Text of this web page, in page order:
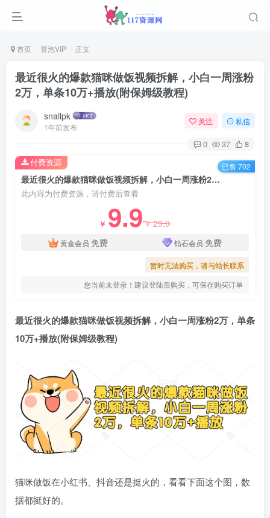
首页 冒泡VIP 正文
最近很火的爆款猫咪做饭视频拆解，小白一周涨粉
2万，单条10万+播放(附保姆级教程)
snailpk
1年前发布
关注 私信
0 37 8
最近很火的爆款猫咪做饭视频拆解，小白一周涨粉2万，单条10万+播放(附保姆级教程)
此内容为付费资源，请付费后查看
￥ 9.9￥29.9
黄金会员 免费 钻石会员 免费
暂时无法购买，请与站长联系
您当前未登录！建议登陆后购买，可保存购买订单
付费资源 已售 702
最近很火的爆款猫咪做饭视频拆解，小白一周涨粉2万，单条
10万+播放(附保姆级教程)
猫咪做饭在小红书、抖音还是挺火的，看看下面这个图，数
据都挺好的。